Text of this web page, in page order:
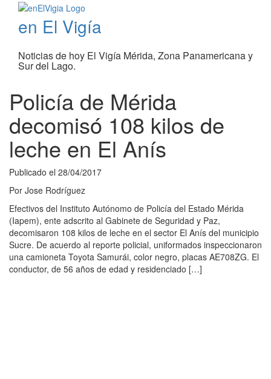
en El Vigía
Noticias de hoy El Vigía Mérida, Zona Panamericana y
Sur del Lago.
Policía de Mérida
decomisó 108 kilos de
leche en El Anís
Publicado el 28/04/2017
Por Jose Rodríguez
Efectivos del Instituto Autónomo de Policía del Estado Mérida
(Iapem), ente adscrito al Gabinete de Seguridad y Paz,
decomisaron 108 kilos de leche en el sector El Anís del municipio
Sucre. De acuerdo al reporte policial, uniformados inspeccionaron
una camioneta Toyota Samurái, color negro, placas AE708ZG. El
conductor, de 56 años de edad y residenciado […]